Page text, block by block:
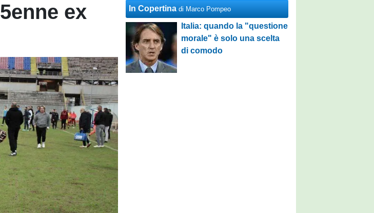
ex
In Copertina di Marco Pompeo
Italia: quando la "questione
morale" è solo una scelta
di comodo